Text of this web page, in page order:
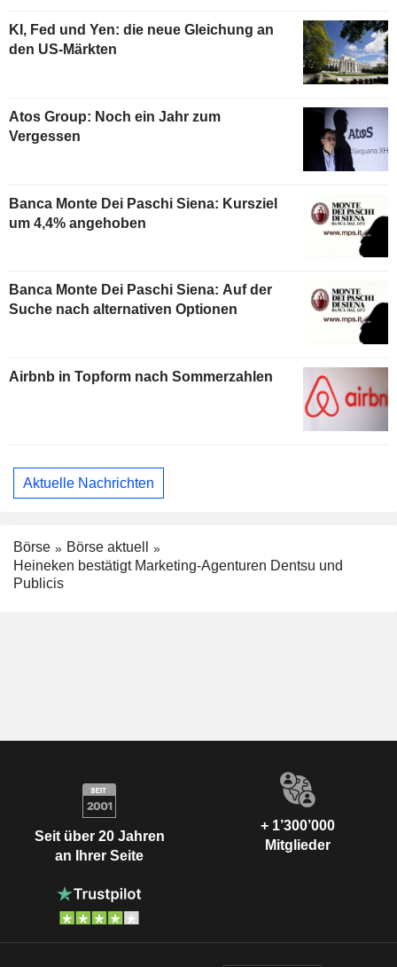
KI, Fed und Yen: die neue Gleichung an
den US-Märkten
Atos Group: Noch ein Jahr zum
Vergessen
Banca Monte Dei Paschi Siena: Kursziel
um 4,4% angehoben
Banca Monte Dei Paschi Siena: Auf der
Suche nach alternativen Optionen
Airbnb in Topform nach Sommerzahlen
Aktuelle Nachrichten
Börse
Börse aktuell
Heineken bestätigt Marketing-Agenturen Dentsu und
Publicis
Seit über 20 Jahren
an Ihrer Seite
+ 1’300’000
Mitglieder